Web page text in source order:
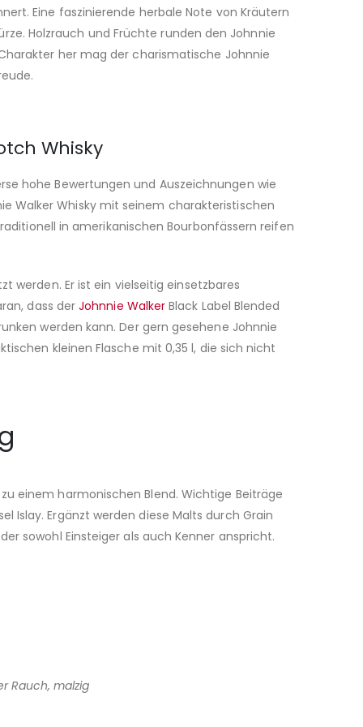
Eine faszinierende herbale Note von Kräutern
Holzrauch und Früchte runden den Johnnie
her mag der charismatische Johnnie
Whisky
hohe Bewertungen und Auszeichnungen wie
Walker Whisky mit seinem charakteristischen
in amerikanischen Bourbonfässern reifen
werden. Er ist ein vielseitig einsetzbares
dass derJohnnie Walker Black Label Blended
werden kann. Der gern gesehene Johnnie
kleinen Flasche mit 0,35 l, die sich nicht
einem harmonischen Blend. Wichtige Beiträge
Islay. Ergänzt werden diese Malts durch Grain
sowohl Einsteiger als auch Kenner anspricht.
Rauch, malzig